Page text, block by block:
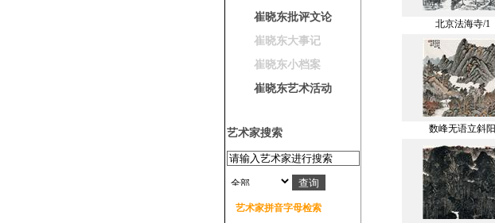
崔晓东批评文论
崔晓东大事记
崔晓东小档案
崔晓东艺术活动
艺术家搜索
艺术家拼音字母检索
北京法海寺/1
数峰无语立斜阳